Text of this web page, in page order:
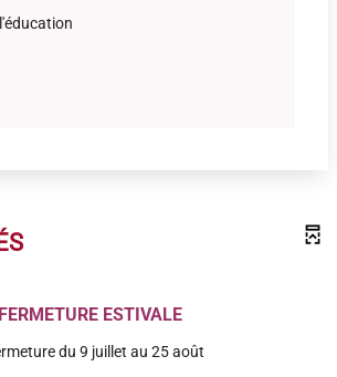
FERMETURE ESTIVALE
du 9 juillet au 25 août